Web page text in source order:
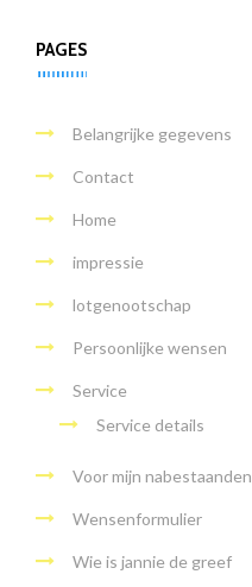
PAGES
Belangrijke gegevens
Contact
Home
impressie
lotgenootschap
Persoonlijke wensen
Service
Service details
Voor mijn nabestaanden
Wensenformulier
Wie is jannie de greef